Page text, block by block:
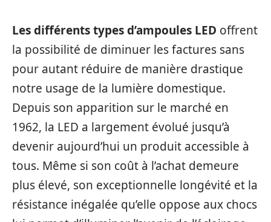
Les différents types d’ampoules LED offrent
la possibilité de diminuer les factures sans
pour autant réduire de manière drastique
notre usage de la lumière domestique.
Depuis son apparition sur le marché en
1962, la LED a largement évolué jusqu’à
devenir aujourd’hui un produit accessible à
tous. Même si son coût à l’achat demeure
plus élevé, son exceptionnelle longévité et la
résistance inégalée qu’elle oppose aux chocs